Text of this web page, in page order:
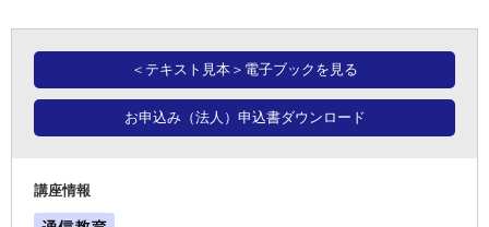
＜テキスト見本＞電子ブックを見る
お申込み（法人）申込書ダウンロード
講座情報